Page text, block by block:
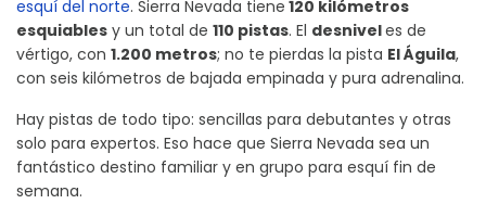
esquí del norte. Sierra Nevada tiene 120 kilómetros
esquiables y un total de 110 pistas. El desniveles de
vértigo, con 1.200 metros; no te pierdas la pista El Águila,
con seis kilómetros de bajada empinada y pura adrenalina.
Hay pistas de todo tipo: sencillas para debutantes y otras
solo para expertos. Eso hace que Sierra Nevada sea un
fantástico destino familiar y en grupo para esquí fin de
semana.